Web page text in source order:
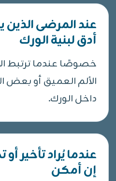
عند المرضى الذين
أدق لبنية الورك
خصوصًا عندما ترتبط
الألم العميق أو بعض
داخل الورك.
عندما يُراد تأخير
إن أمكن